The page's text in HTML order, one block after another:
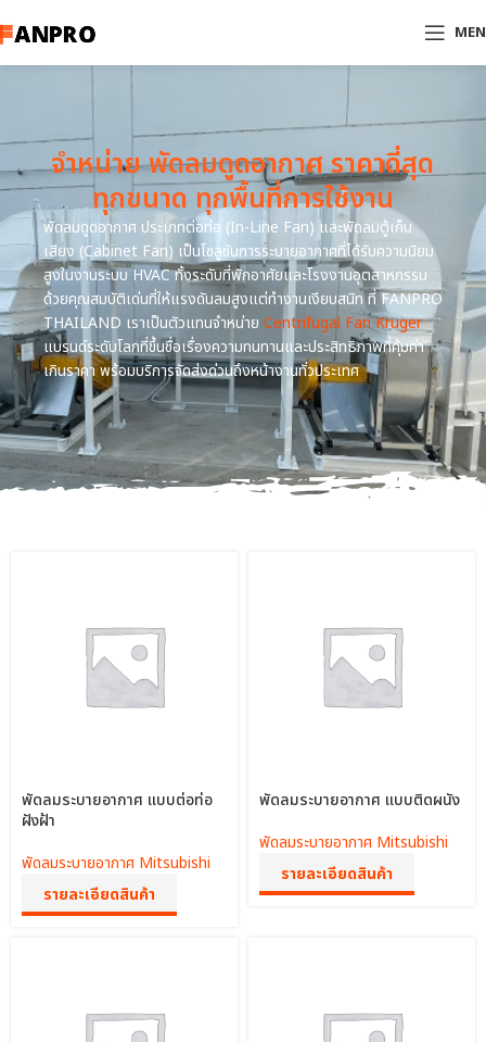
จำหน่าย พัดลมดูดอากาศ ราคาดี่สุด
ทุกขนาด ทุกพื้นที่การใช้งาน
พัดลมดูดอากาศ ประเภทต่อท่อ (In-Line Fan) และพัดลมตู้เก็บ
เสียง (Cabinet Fan) เป็นโซลูชันการระบายอากาศที่ได้รับความนิยม
สูงในงานระบบ HVAC ทั้งระดับที่พักอาศัยและโรงงานอุตสาหกรรม
ด้วยคุณสมบัติเด่นที่ให้แรงดันลมสูงแต่ทำงานเงียบสนิท ที่ FANPRO
THAILAND เราเป็นตัวแทนจำหน่าย Centrifugal Fan Kruger
แบรนด์ระดับโลกที่ขึ้นชื่อเรื่องความทนทานและประสิทธิภาพที่คุ้มค่า
เกินราคา พร้อมบริการจัดส่งด่วนถึงหน้างานทั่วประเทศ
พัดลมระบายอากาศ แบบต่อท่อ
ฝังฝ้า
พัดลมระบายอากาศ Mitsubishi
รายละเอียดสินค้า
พัดลมระบายอากาศ แบบติดผนัง
พัดลมระบายอากาศ Mitsubishi
รายละเอียดสินค้า